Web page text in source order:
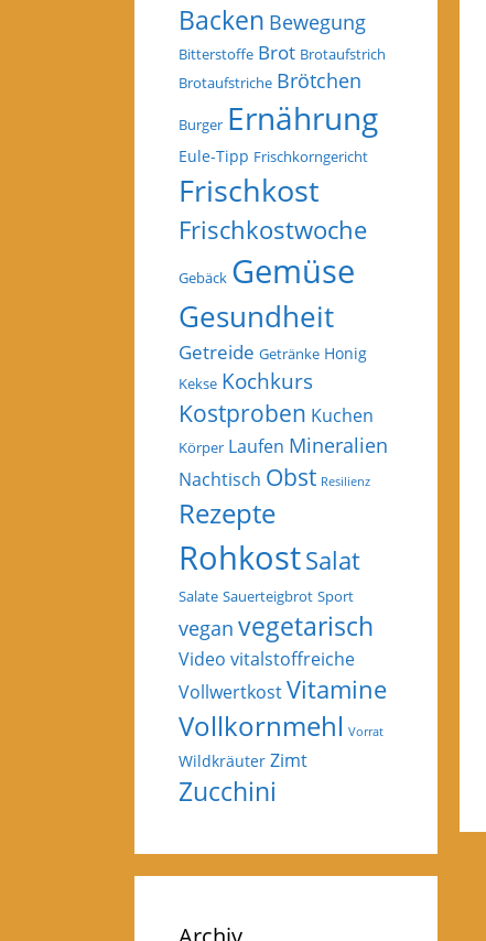
Backen Bewegung
Bitterstoffe Brot Brotaufstrich
Brotaufstriche Brötchen
Burger Ernährung
Eule-Tipp Frischkorngericht
Frischkost
Frischkostwoche
Gebäck Gemüse
Gesundheit
Getreide Getränke Honig
Kekse Kochkurs
Kostproben Kuchen
Körper Laufen Mineralien
Nachtisch Obst Resilienz
Rezepte
RohkostSalat
Salate Sauerteigbrot Sport
vegan vegetarisch
Video vitalstoffreiche
VollwertkostVitamine
Vollkornmehl Vorrat
Wildkräuter Zimt
Zucchini